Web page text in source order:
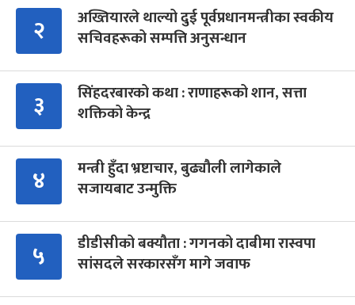
२
अख्तियारले थाल्यो दुई पूर्वप्रधानमन्त्रीका स्वकीय
सचिवहरूको सम्पत्ति अनुसन्धान
३
सिंहदरबारको कथा : राणाहरूको शान, सत्ता
शक्तिको केन्द्र
४
मन्त्री हुँदा भ्रष्टाचार, बुढ्यौली लागेकाले
सजायबाट उन्मुक्ति
५
डीडीसीको बक्यौता : गगनको दाबीमा रास्वपा
सांसदले सरकारसँग मागे जवाफ